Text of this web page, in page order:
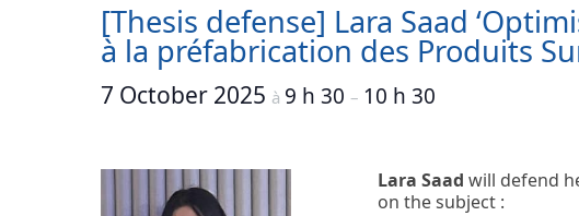
[Thesis defense] Lara Saad
à la préfabrication des Produits
7 October 2025 à 9 h 30 – 10 h 30
Lara Saad will defend
on the subject :